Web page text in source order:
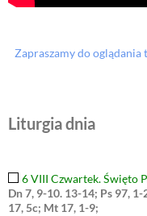
Zapraszamy do
Liturgia dnia
6 VIII Czwartek. Święto
Dn 7, 9-10. 13-14; Ps 97,
17, 5c; Mt 17, 1-9;